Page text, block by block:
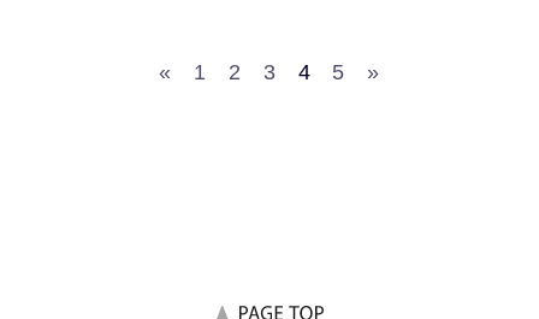
« 1 2 3 4 5 »